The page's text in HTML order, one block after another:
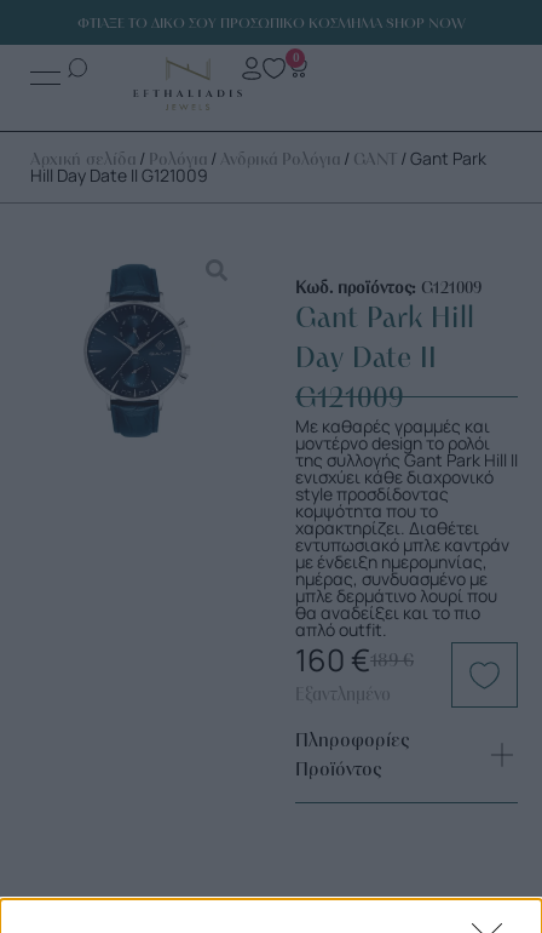
ΦΤΙΑΞΕ ΤΟ ΔΙΚΟ ΣΟΥ ΠΡΟΣΩΠΙΚΟ ΚΟΣΜΗΜΑ SHOP NOW
0
Αρχική σελίδα / Ρολόγια / Ανδρικά Ρολόγια / GANT / Gant Park
Hill Day Date II G121009
Κωδ. προϊόντος: G121009
Gant Park Hill
Day Date II
G121009
Με καθαρές γραμμές και
μοντέρνο design το ρολόι
της συλλογής Gant Park Hill II
ενισχύει κάθε διαχρονικό
style προσδίδοντας
κομψότητα που το
χαρακτηρίζει. Διαθέτει
εντυπωσιακό μπλε καντράν
με ένδειξη ημερομηνίας,
ημέρας, συνδυασμένο με
μπλε δερμάτινο λουρί που
θα αναδείξει και το πιο
απλό outfit.
189€
160 €
Εξαντλημένο
Πληροφορίες
Προϊόντος